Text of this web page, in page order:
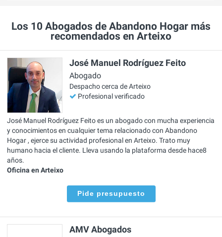
Los 10 Abogados de Abandono Hogar más
recomendados en Arteixo
José Manuel Rodríguez Feito
Abogado
Despacho cerca de Arteixo
Profesional verificado
José Manuel Rodríguez Feito es un abogado con mucha experiencia
y conocimientos en cualquier tema relacionado con Abandono
Hogar , ejerce su actividad profesional en Arteixo. Trato muy
humano hacia el cliente. Lleva usando la plataforma desde hace8
años.
Oficina en Arteixo
Pide presupuesto
AMV Abogados